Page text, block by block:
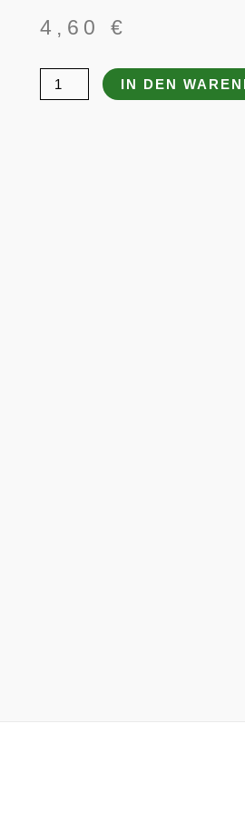
4,60 €
Dicentra
spectabilis
IN DEN